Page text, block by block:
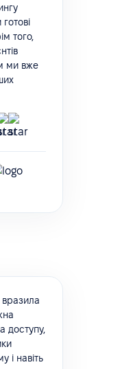
того,
ми вже
доступу,
і навіть